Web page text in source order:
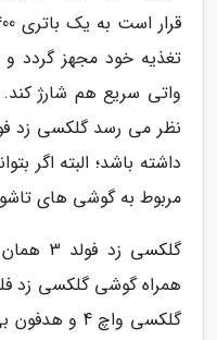
واتی سریع هم شارژ
داشته باشد؛ البته
مربوط به گوشی های تاشو
گلکسی